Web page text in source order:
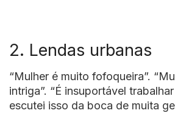
2. Lendas urbanas
“Mulher é muito fofoqueira”.
intriga”. “É insuportável
escutei isso da boca de muita